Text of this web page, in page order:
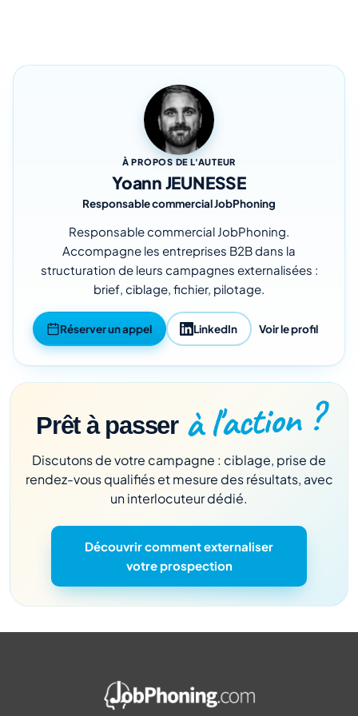
À PROPOS DE L'AUTEUR
Yoann JEUNESSE
Responsable commercial JobPhoning
Responsable commercial JobPhoning.
Accompagne les entreprises B2B dans la
structuration de leurs campagnes externalisées :
brief, ciblage, fichier, pilotage.
Réserver un appel LinkedIn Voir le profil
Prêt à passer à l'action ?
Discutons de votre campagne : ciblage, prise de
rendez-vous qualifiés et mesure des résultats, avec
un interlocuteur dédié.
Découvrir comment externaliser
votre prospection